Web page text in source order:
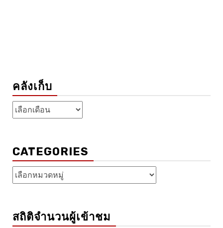
คลังเก็บ
คลัง
เก็บ
CATEGORIES
Categories
สถิติจำนวนผู้เข้าชม